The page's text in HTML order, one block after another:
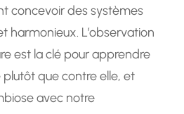
concevoir des systèmes
harmonieux. L’observation
est la clé pour apprendre
plutôt que contre elle, et
avec notre